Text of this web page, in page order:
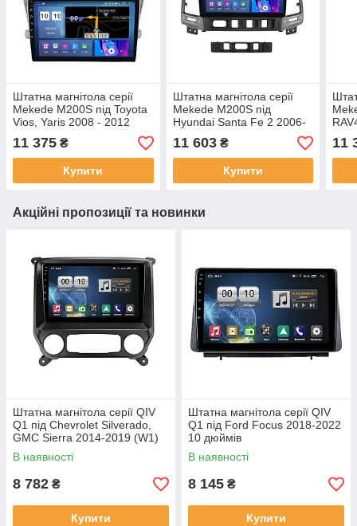
Штатна магнітола серії
Mekede M200S під Toyota
Vios, Yaris 2008 - 2012
Belta 2005-2008 (F2) 9
дюймів
11 375 ₴
Купити
Штатна магнітола серії
Mekede M200S під
Hyundai Santa Fe 2 2006-
2012 (W3) 9 дюймів
11 603₴
Купити
11
Акційні пропозиції та новинки
Штатна магнітола серії QIV
Q1 під Chevrolet Silverado,
GMC Sierra 2014-2019 (W1)
10 дюймів
В наявності
8 782 ₴
Купити
Штатна магнітола серії QIV
Q1 під Ford Focus 2018-2022
10 дюймів
В наявності
8 145 ₴
Купити